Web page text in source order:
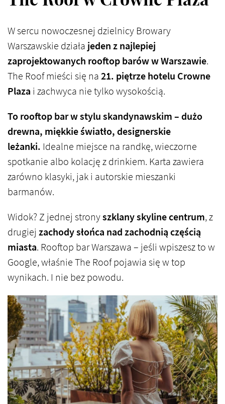
W sercu nowoczesnej dzielnicy Browary
Warszawskie działa jeden z najlepiej
zaprojektowanych rooftop barów w Warszawie.
The Roof mieści się na21. piętrze hotelu Crowne
Plaza i zachwyca nie tylko wysokością.
To rooftop bar w stylu skandynawskim – dużo
drewna, miękkie światło, designerskie
leżanki. Idealne miejsce na randkę, wieczorne
spotkanie albo kolację z drinkiem. Karta zawiera
zarówno klasyki, jak i autorskie mieszanki
barmanów.
Widok? Z jednej stronyszklany skyline centrum, z
drugiej zachody słońca nad zachodnią częścią
miasta. Rooftop bar Warszawa – jeśli wpiszesz to w
Google, właśnie The Roof pojawia się w top
wynikach. I nie bez powodu.